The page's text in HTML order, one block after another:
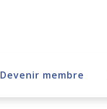
Devenir membre